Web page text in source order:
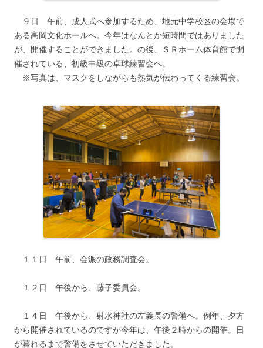
９日 午前、成人式へ参加するため、地元中学校区の会場で
ある高岡文化ホールへ。今年はなんとか短時間ではありました
が、開催することができました。の後、ＳＲホーム体育館で開
催されている、初級中級の卓球練習会へ。
※写真は、マスクをしながらも熱気が伝わってくる練習会。
１１日 午前、会派の政務調査会。
１２日 午後から、藤子委員会。
１４日 午後から、射水神社の左義長の警備へ。例年、夕方
から開催されているのですが今年は、午後２時からの開催。日
が暮れるまで警備をさせていただきました。